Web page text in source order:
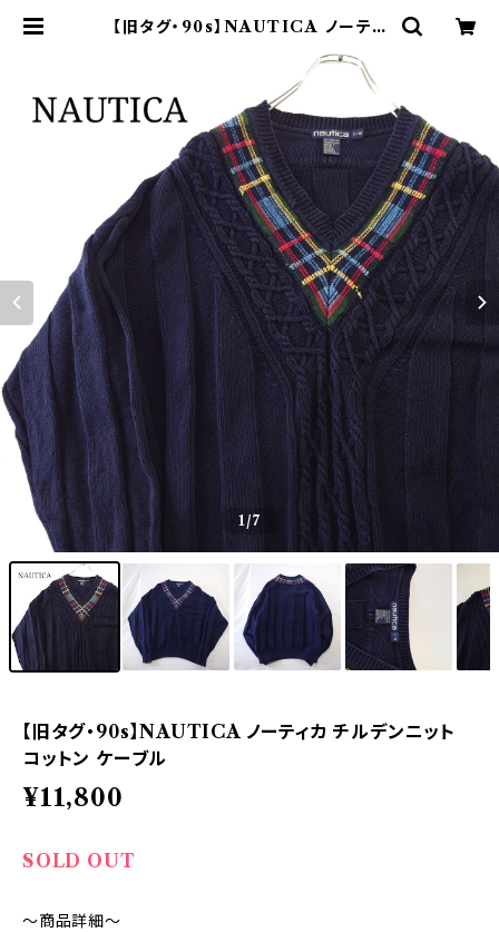
【旧タグ・90s】NAUTICA ノーティ
| オンライン古着屋 9chord
1/7
【旧タグ・90s】NAUTICA ノーティカ チルデンニット
コットン ケーブル
¥11,800
SOLD OUT
～商品詳細～